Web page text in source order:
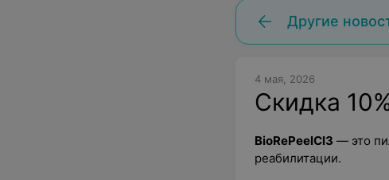
Другие
4 мая, 2026
Скидка
BioRePeelCl3 — это
реабилитации.